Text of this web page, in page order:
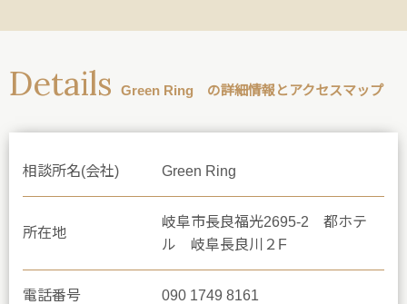
Details Green Ring の詳細情報とアクセスマップ
相談所名(会社) Green Ring
所在地
岐阜市長良福光2695-2 都ホテ
ル 岐阜長良川２F
電話番号 090 1749 8161